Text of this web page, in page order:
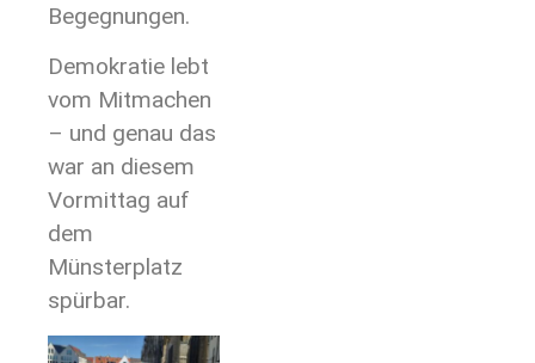
Begegnungen.
Demokratie lebt
vom Mitmachen
– und genau das
war an diesem
Vormittag auf
dem
Münsterplatz
spürbar.